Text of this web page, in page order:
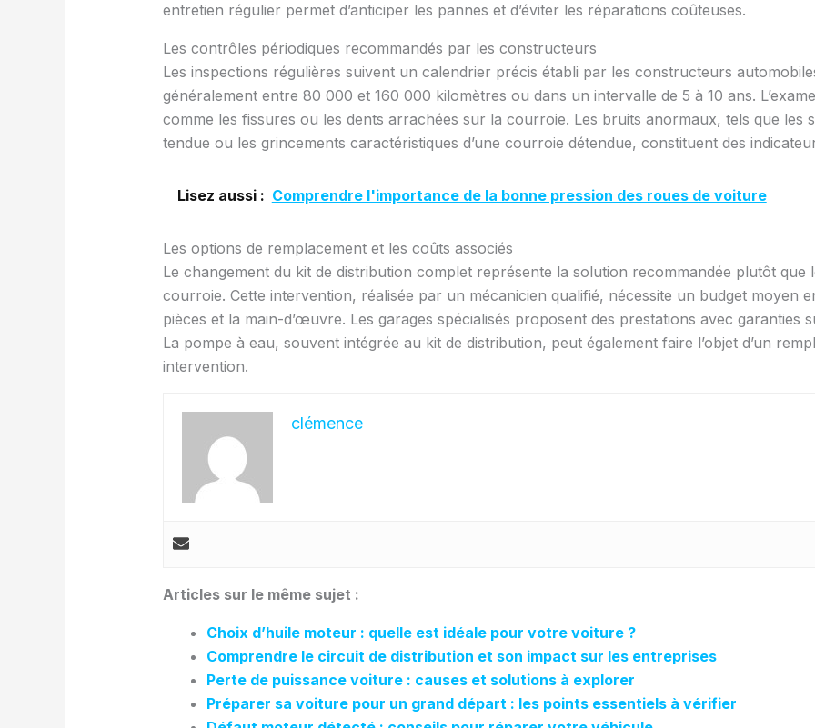
entretien régulier permet d’anticiper les pannes et d’éviter les réparations coûteuses.
Les contrôles périodiques recommandés par les constructeurs
Les inspections régulières suivent un calendrier précis établi par les constructeurs
généralement entre 80 000 et 160 000 kilomètres ou dans un intervalle de 5 à 10 ans.
comme les fissures ou les dents arrachées sur la courroie. Les bruits anormaux, tels que les
tendue ou les grincements caractéristiques d’une courroie détendue, constituent des
Lisez aussi : Comprendre l'importance de la bonne pression des roues de voiture
Les options de remplacement et les coûts associés
Le changement du kit de distribution complet représente la solution recommandée plutôt que
courroie. Cette intervention, réalisée par un mécanicien qualifié, nécessite un budget moyen
pièces et la main-d’œuvre. Les garages spécialisés proposent des prestations avec garanties
La pompe à eau, souvent intégrée au kit de distribution, peut également faire l’objet d’un
intervention.
clémence
Articles sur le même sujet :
Choix d’huile moteur : quelle est idéale pour votre voiture ?
Comprendre le circuit de distribution et son impact sur les entreprises
Perte de puissance voiture : causes et solutions à explorer
Préparer sa voiture pour un grand départ : les points essentiels à vérifier